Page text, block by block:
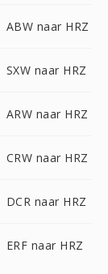
ABW naar HRZ
SXW naar HRZ
ARW naar HRZ
CRW naar HRZ
DCR naar HRZ
ERF naar HRZ